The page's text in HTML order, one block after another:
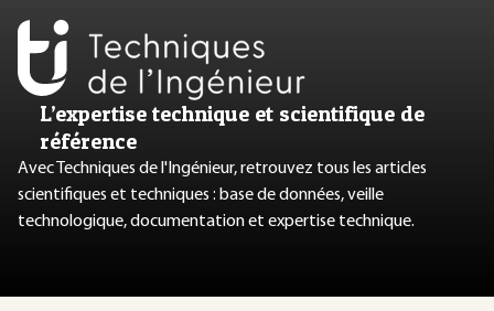
L’expertise technique et scientifique de
référence
Avec Techniques de l'Ingénieur, retrouvez tous les articles
scientifiques et techniques : base de données, veille
technologique, documentation et expertise technique.